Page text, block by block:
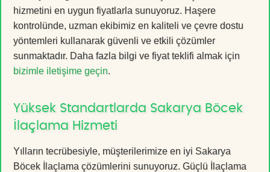
hizmetini en uygun fiyatlarla sunuyoruz. Haşere
kontrolünde, uzman ekibimiz en kaliteli ve çevre dostu
yöntemleri kullanarak güvenli ve etkili çözümler
sunmaktadır. Daha fazla bilgi ve fiyat teklifi almak için
bizimle iletişime geçin.
Yüksek Standartlarda Sakarya Böcek
İlaçlama Hizmeti
Yılların tecrübesiyle, müşterilerimize en iyi Sakarya
Böcek İlaçlama çözümlerini sunuyoruz. Güçlü İlaçlama